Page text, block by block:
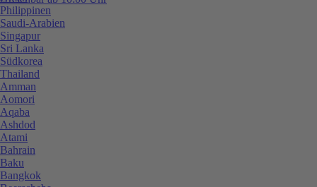
Philippinen
Saudi-Arabien
Singapur
Sri Lanka
Südkorea
Thailand
Amman
Aomori
Aqaba
Ashdod
Atami
Bahrain
Baku
Bangkok